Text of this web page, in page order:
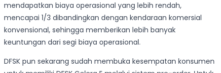
mendapatkan biaya operasional yang lebih rendah,
mencapai 1/3 dibandingkan dengan kendaraan komersial
konvensional, sehingga memberikan lebih banyak
keuntungan dari segi biaya operasional.
DFSK pun sekarang sudah membuka kesempatan konsumen